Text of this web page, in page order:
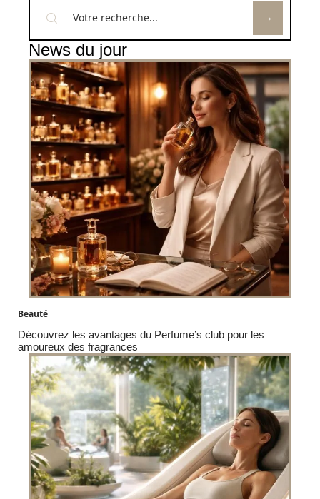
News du jour
Beauté
Découvrez les avantages du Perfume’s club pour les
amoureux des fragrances